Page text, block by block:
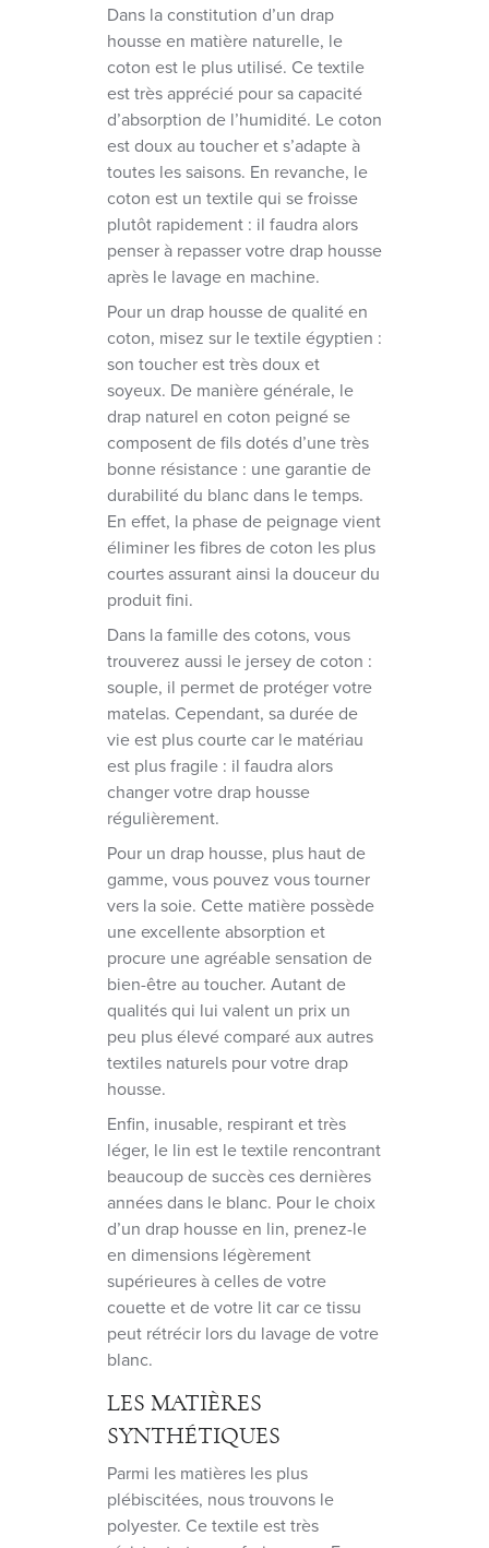
Dans la constitution d’un drap
housse en matière naturelle, le
coton est le plus utilisé. Ce textile
est très apprécié pour sa capacité
d’absorption de l’humidité. Le coton
est doux au toucher et s’adapte à
toutes les saisons. En revanche, le
coton est un textile qui se froisse
plutôt rapidement : il faudra alors
penser à repasser votre drap housse
après le lavage en machine.
Pour un drap housse de qualité en
coton, misez sur le textile égyptien :
son toucher est très doux et
soyeux. De manière générale, le
drap naturel en coton peigné se
composent de fils dotés d’une très
bonne résistance : une garantie de
durabilité du blanc dans le temps.
En effet, la phase de peignage vient
éliminer les fibres de coton les plus
courtes assurant ainsi la douceur du
produit fini.
Dans la famille des cotons, vous
trouverez aussi le jersey de coton :
souple, il permet de protéger votre
matelas. Cependant, sa durée de
vie est plus courte car le matériau
est plus fragile : il faudra alors
changer votre drap housse
régulièrement.
Pour un drap housse, plus haut de
gamme, vous pouvez vous tourner
vers la soie. Cette matière possède
une excellente absorption et
procure une agréable sensation de
bien-être au toucher. Autant de
qualités qui lui valent un prix un
peu plus élevé comparé aux autres
textiles naturels pour votre drap
housse.
Enfin, inusable, respirant et très
léger, le lin est le textile rencontrant
beaucoup de succès ces dernières
années dans le blanc. Pour le choix
d’un drap housse en lin, prenez-le
en dimensions légèrement
supérieures à celles de votre
couette et de votre lit car ce tissu
peut rétrécir lors du lavage de votre
blanc.
LES MATIÈRES
SYNTHÉTIQUES
Parmi les matières les plus
plébiscitées, nous trouvons le
polyester. Ce textile est très